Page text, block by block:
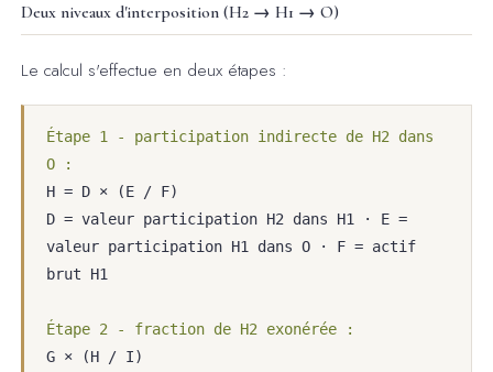
Deux niveaux d'interposition (H2 → H1 → O)
Le calcul s'effectue en deux étapes :
Étape 1 - participation indirecte de H2 dans
O :
H = D × (E / F)
D = valeur participation H2 dans H1 · E =
valeur participation H1 dans O · F = actif
brut H1
Étape 2 - fraction de H2 exonérée :
G × (H / I)